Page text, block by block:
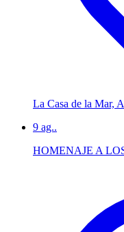
La Casa de la Mar,
9 ag..
HOMENAJE A